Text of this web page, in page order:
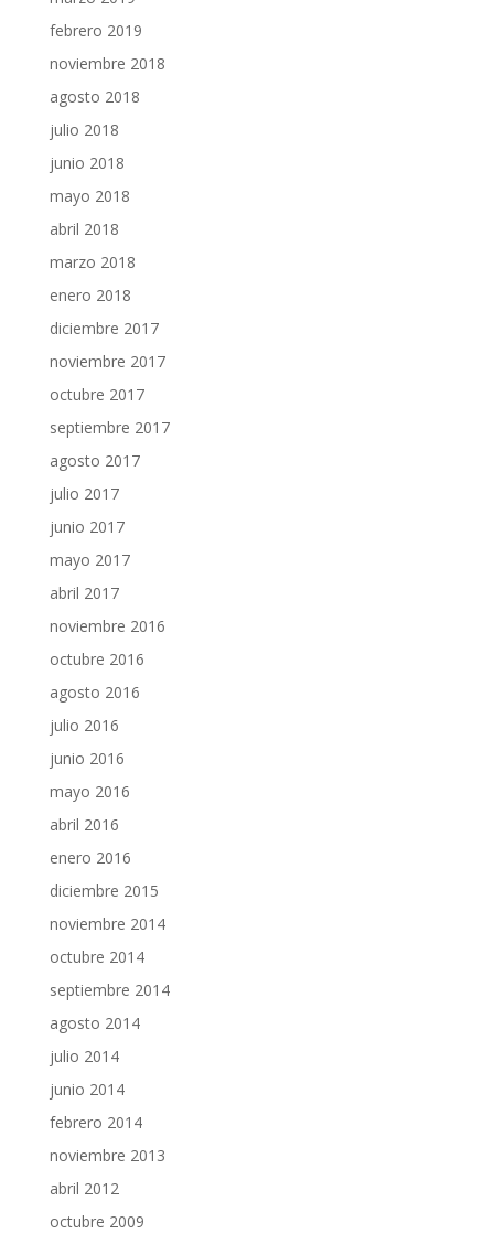
febrero 2019
noviembre 2018
agosto 2018
julio 2018
junio 2018
mayo 2018
abril 2018
marzo 2018
enero 2018
diciembre 2017
noviembre 2017
octubre 2017
septiembre 2017
agosto 2017
julio 2017
junio 2017
mayo 2017
abril 2017
noviembre 2016
octubre 2016
agosto 2016
julio 2016
junio 2016
mayo 2016
abril 2016
enero 2016
diciembre 2015
noviembre 2014
octubre 2014
septiembre 2014
agosto 2014
julio 2014
junio 2014
febrero 2014
noviembre 2013
abril 2012
octubre 2009